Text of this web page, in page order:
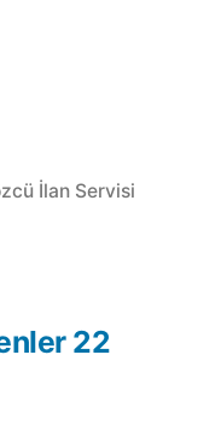
İlan Servisi
22